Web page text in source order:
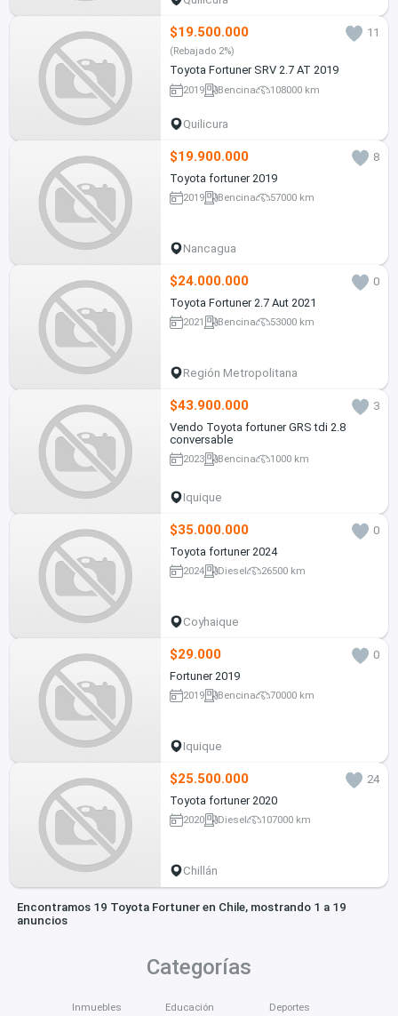
$19.500.000 11
(Rebajado 2%)
Toyota Fortuner SRV 2.7 AT 2019
2019 Bencina 108000 km
Quilicura
$19.900.000
8
Toyota fortuner 2019
2019 Bencina 57000 km
Nancagua
$24.000.000
0
Toyota Fortuner 2.7 Aut 2021
2021 Bencina 53000 km
Región Metropolitana
$43.900.000
3
Vendo Toyota fortuner GRS tdi 2.8
conversable
2023 Bencina 1000 km
Iquique
$35.000.000
0
Toyota fortuner 2024
2024 Diesel 26500 km
Coyhaique
$29.000
0
Fortuner 2019
2019 Bencina 70000 km
Iquique
$25.500.000
24
Toyota fortuner 2020
2020 Diesel 107000 km
Chillán
Encontramos 19 Toyota Fortuner en Chile, mostrando 1 a 19
anuncios
Categorías
Inmuebles Educación Deportes